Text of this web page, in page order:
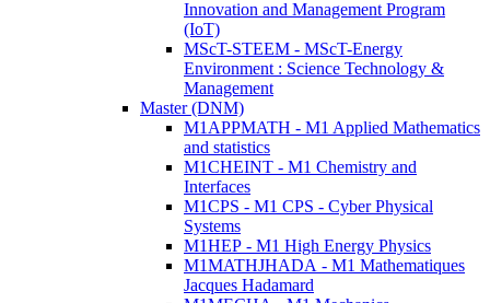
Innovation and Management Program
(IoT)
MScT-STEEM - MScT-Energy
Environment : Science Technology &
Management
Master (DNM)
M1APPMATH - M1 Applied Mathematics
and statistics
M1CHEINT - M1 Chemistry and
Interfaces
M1CPS - M1 CPS - Cyber Physical
Systems
M1HEP - M1 High Energy Physics
M1MATHJHADA - M1 Mathematiques
Jacques Hadamard